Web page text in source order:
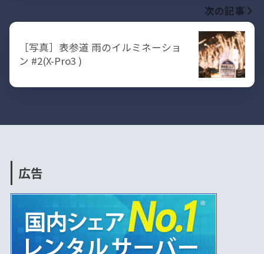
次の記事
［写真］表参道 雨のイルミネーショ
ン #2(X-Pro3 )
広告